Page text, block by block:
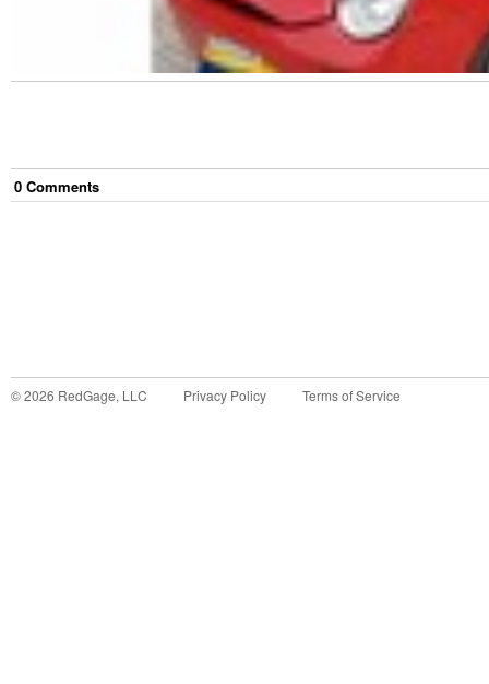
0 Comments
©2026 RedGage, LLC Privacy Policy Terms of Service